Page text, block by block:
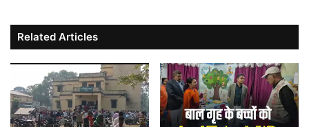
Related Articles